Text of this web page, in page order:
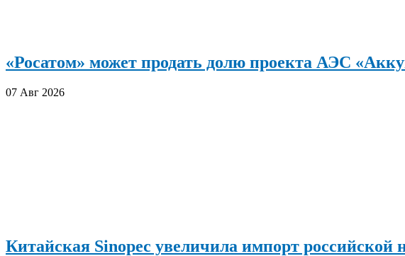
«Росатом» может продать долю проекта АЭС
07 Авг 2026
Китайская Sinopec увеличила импорт российской